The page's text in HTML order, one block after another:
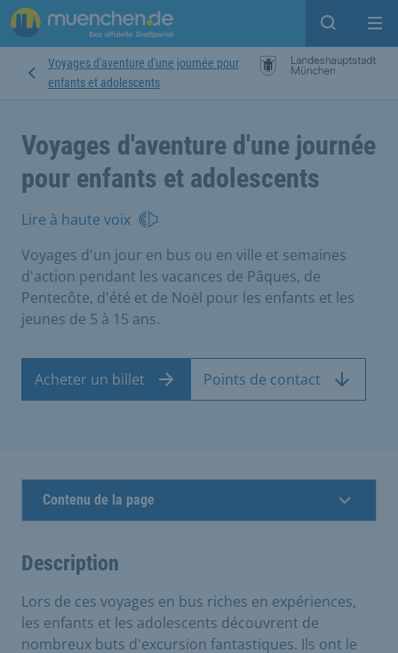
Open
Voyages d'aventure d'une journée pour
enfants et adolescents
Voyages d'aventure d'une journée
pour enfants et adolescents
Lire à haute voix
Voyages d'un jour en bus ou en ville et semaines
d'action pendant les vacances de Pâques, de
Pentecôte, d'été et de Noël pour les enfants et les
jeunes de 5 à 15 ans.
Acheter un billet Points de contact
Contenu de la page
Description
Lors de ces voyages en bus riches en expériences,
les enfants et les adolescents découvrent de
nombreux buts d'excursion fantastiques. Ils ont le